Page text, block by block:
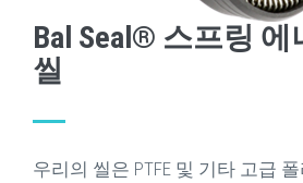
Bal Seal® 스프링
씰
우리의 씰은 PTFE 및 기타 고급